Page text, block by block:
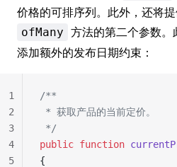
价格的可排序列。此外，还将
ofMany 方法的第二个参数
添加额外的发布日期约束：
/**
* 获取产品的当前定价。
*/
public function
{
1
2
3
4
5